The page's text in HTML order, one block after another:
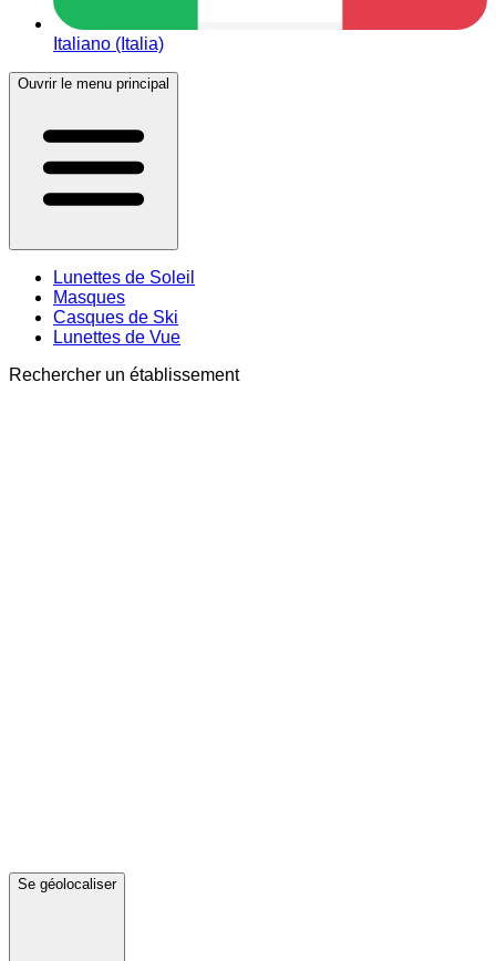
Italiano (Italia)
Ouvrir le menu principal
Lunettes de Soleil
Masques
Casques de Ski
Lunettes de Vue
Rechercher un établissement
Se géolocaliser